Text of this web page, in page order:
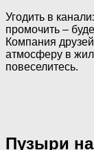
Угодить в
промочить –
Компания
атмосферу в
повеселитесь.
Пузыри на